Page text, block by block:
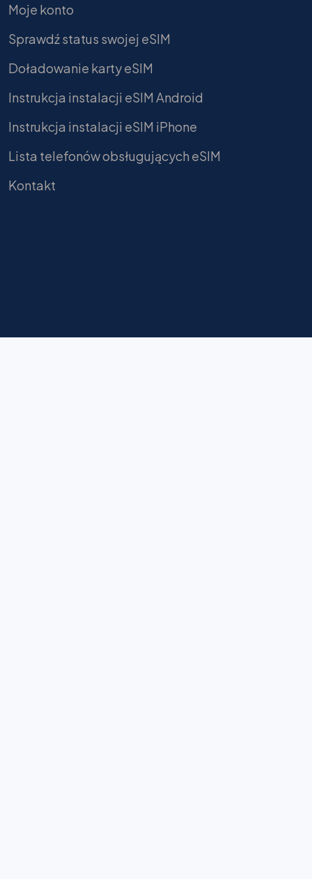
Moje konto
Sprawdź status swojej eSIM
Doładowanie karty eSIM
Instrukcja instalacji eSIM Android
Instrukcja instalacji eSIM iPhone
Lista telefonów obsługujących eSIM
Kontakt